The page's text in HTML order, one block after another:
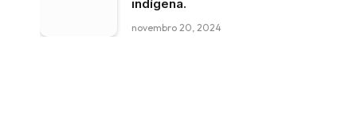
indígena.
novembro 20, 2024